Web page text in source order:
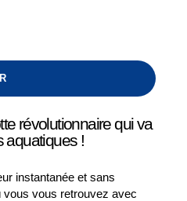
révolutionnaire qui va
aquatiques !
instantanée et sans
vous vous retrouvez avec